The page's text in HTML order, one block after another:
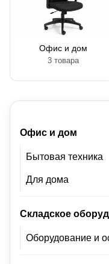
Офис и дом
3 товара
Офис и дом
Бытовая техника
Для дома